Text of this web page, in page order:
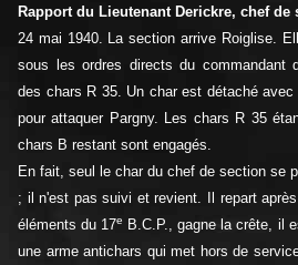
Rapport du Lieutenant Derickre, chef de
24 mai 1940. La section arrive Roiglise.
sous les ordres directs du commandant
des chars R 35. Un char est détaché
pour attaquer Pargny. Les chars R 35
chars B restant sont engagés.
En fait, seul le char du chef de section se
; il n'est pas suivi et revient. Il repart
éléments du 17e
B.C.P., gagne la crête, il
une arme antichars qui met hors de